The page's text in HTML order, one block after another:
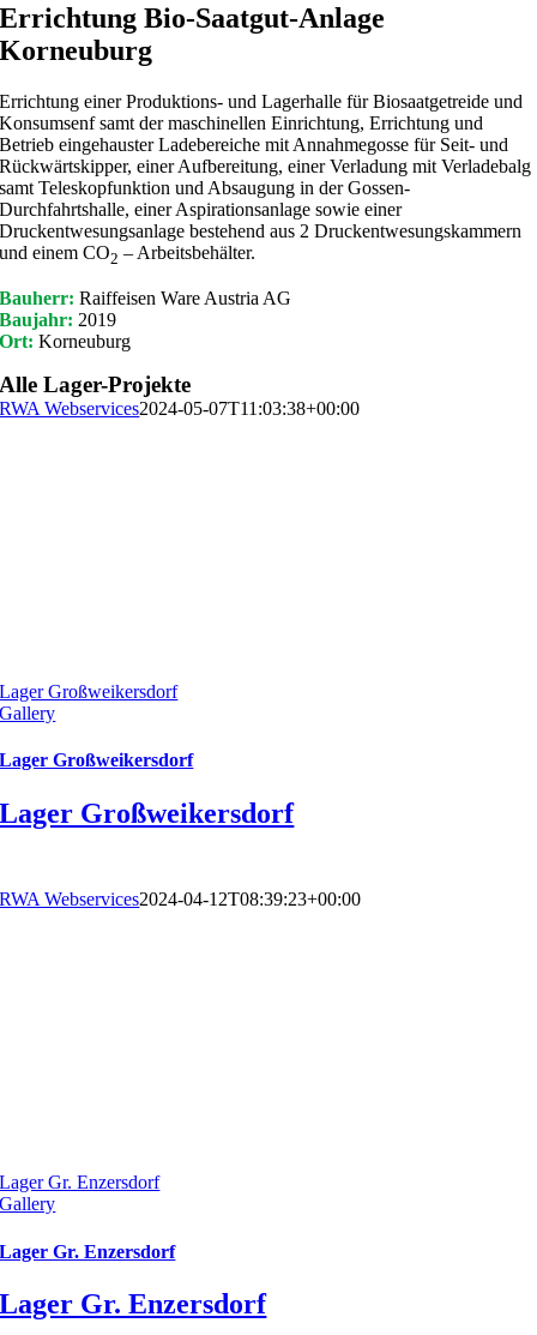
Errichtung Bio-Saatgut-Anlage
Korneuburg
Errichtung einer Produktions- und Lagerhalle für Biosaatgetreide und
Konsumsenf samt der maschinellen Einrichtung, Errichtung und
Betrieb eingehauster Ladebereiche mit Annahmegosse für Seit- und
Rückwärtskipper, einer Aufbereitung, einer Verladung mit Verladebalg
samt Teleskopfunktion und Absaugung in der Gossen-
Durchfahrtshalle, einer Aspirationsanlage sowie einer
Druckentwesungsanlage bestehend aus 2 Druckentwesungskammern
und einem CO2 – Arbeitsbehälter.
Bauherr: Raiffeisen Ware Austria AG
Baujahr: 2019
Ort: Korneuburg
Alle Lager-Projekte
RWA Webservices2024-05-07T11:03:38+00:00
Lager Großweikersdorf
Gallery
Lager Großweikersdorf
Lager Großweikersdorf
RWA Webservices2024-04-12T08:39:23+00:00
Lager Gr. Enzersdorf
Gallery
Lager Gr. Enzersdorf
Lager Gr. Enzersdorf